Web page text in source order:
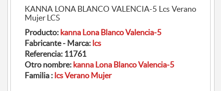
KANNA LONA BLANCO VALENCIA-5 Lcs Verano
Mujer LCS
Producto: kanna Lona Blanco Valencia-5
Fabricante - Marca: lcs
Referencia: 11761
Otro nombre: kanna Lona Blanco Valencia-5
Familia : lcs Verano Mujer